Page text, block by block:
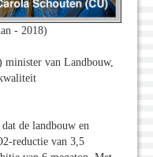
- 2018)
minister van Landbouw,
de landbouw en
reductie van 3,5